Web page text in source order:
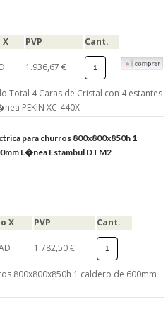
X PVP Cant.
1.936,67 €
Total 4 Caras de Cristal con 4 estantes
PEKIN XC-440X
para churros 800x800x850h 1
L�nea Estambul DTM2
X PVP Cant.
1.782,50 €
800x800x850h 1 caldero de 600mm